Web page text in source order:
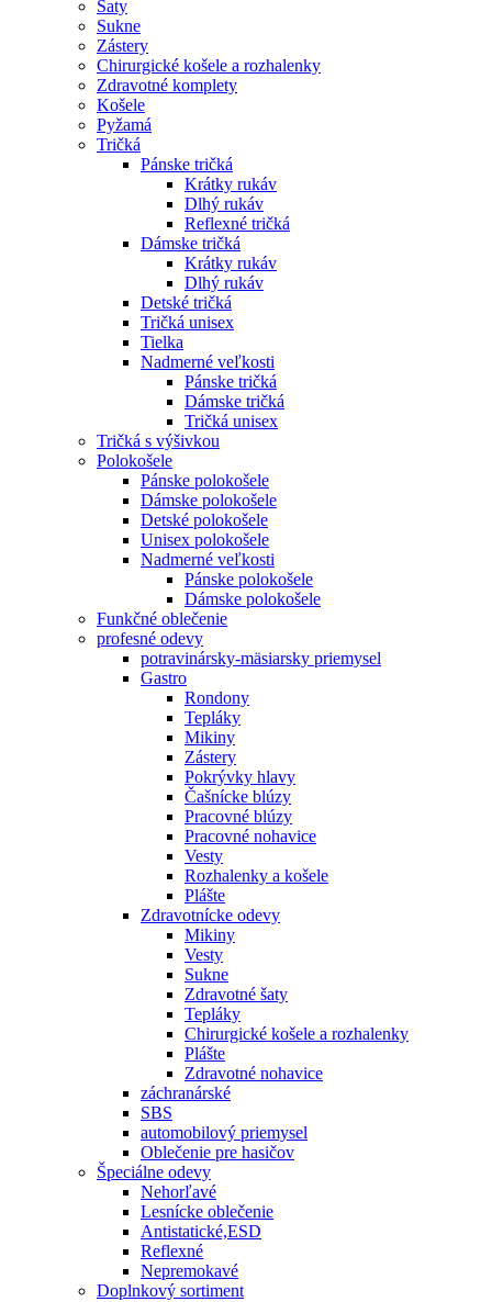
Šaty
Sukne
Zástery
Chirurgické košele a rozhalenky
Zdravotné komplety
Košele
Pyžamá
Tričká
Pánske tričká
Krátky rukáv
Dlhý rukáv
Reflexné tričká
Dámske tričká
Krátky rukáv
Dlhý rukáv
Detské tričká
Tričká unisex
Tielka
Nadmerné veľkosti
Pánske tričká
Dámske tričká
Tričká unisex
Tričká s výšivkou
Polokošele
Pánske polokošele
Dámske polokošele
Detské polokošele
Unisex polokošele
Nadmerné veľkosti
Pánske polokošele
Dámske polokošele
Funkčné oblečenie
profesné odevy
potravinársky-mäsiarsky priemysel
Gastro
Rondony
Tepláky
Mikiny
Zástery
Pokrývky hlavy
Čašnícke blúzy
Pracovné blúzy
Pracovné nohavice
Vesty
Rozhalenky a košele
Plášte
Zdravotnícke odevy
Mikiny
Vesty
Sukne
Zdravotné šaty
Tepláky
Chirurgické košele a rozhalenky
Plášte
Zdravotné nohavice
záchranárské
SBS
automobilový priemysel
Oblečenie pre hasičov
Špeciálne odevy
Nehorľavé
Lesnícke oblečenie
Antistatické,ESD
Reflexné
Nepremokavé
Doplnkový sortiment